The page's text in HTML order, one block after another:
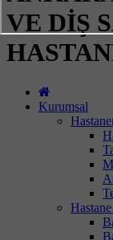
VE DİŞ
Kurumsal